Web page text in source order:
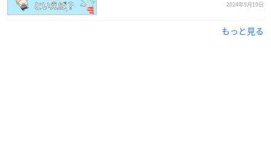
2024年5月19日
もっと見る